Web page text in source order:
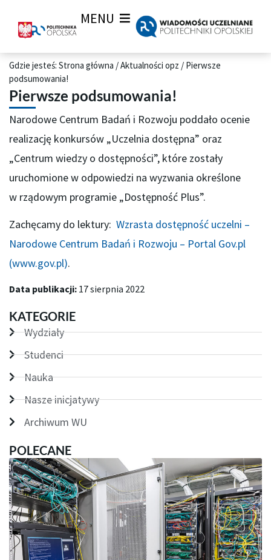
MENU
Gdzie jesteś: Strona główna /Aktualności opz / Pierwsze
podsumowania!
Pierwsze podsumowania!
Narodowe Centrum Badań i Rozwoju poddało ocenie
realizację konkursów „Uczelnia dostępna” oraz
„Centrum wiedzy o dostępności”, które zostały
uruchomione w odpowiedzi na wyzwania określone
w rządowym programie „Dostępność Plus”.
Zachęcamy do lektury: Wzrasta dostępność uczelni –
Narodowe Centrum Badań i Rozwoju – Portal Gov.pl
(www.gov.pl).
Data publikacji: 17 sierpnia 2022
KATEGORIE
Wydziały
Studenci
Nauka
Nasze inicjatywy
Archiwum WU
POLECANE